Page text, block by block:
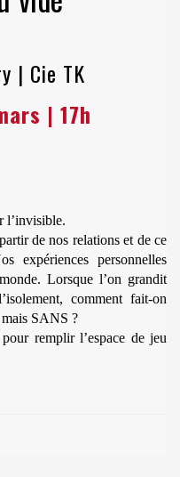
| Cie TK
| 17h
l’invisible.
de nos relations et de ce
expériences personnelles
Lorsque l’on grandit
comment fait-on
SANS ?
remplir l’espace de jeu